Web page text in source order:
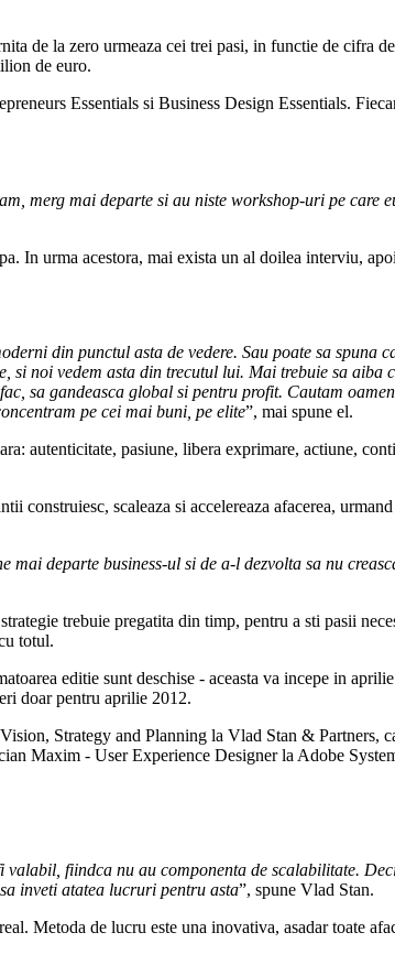
de la zero urmeaza cei trei pasi, in functie de cifra
de euro.
Essentials si Business Design Essentials.
merg mai departe si au niste workshop-uri pe care
In urma acestora, mai exista un al doilea interviu,
din punctul asta de vedere. Sau poate sa spuna
noi vedem asta din trecutul lui. Mai trebuie sa aiba
sa gandeasca global si pentru profit. Cautam
pe cei mai buni, pe elite”, mai spune el.
autenticitate, pasiune, libera exprimare, actiune,
construiesc, scaleaza si accelereaza afacerea, urmand
mai departe business-ul si de a-l dezvolta sa nu
trebuie pregatita din timp, pentru a sti pasii
totul.
editie sunt deschise - aceasta va incepe in
doar pentru aprilie 2012.
Strategy and Planning la Vlad Stan & Partners,
Maxim - User Experience Designer la Adobe
fiindca nu au componenta de scalabilitate.
inveti atatea lucruri pentru asta”, spune Vlad Stan.
Metoda de lucru este una inovativa, asadar toate